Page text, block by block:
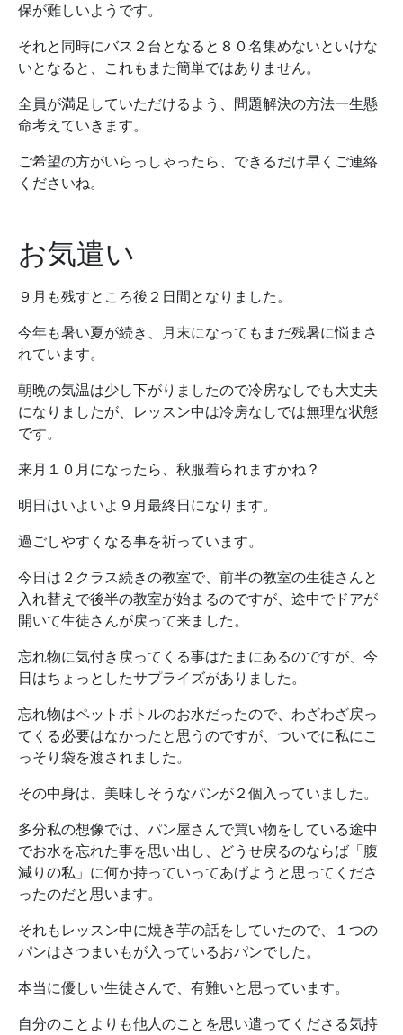
保が難しいようです。
それと同時にバス２台となると８０名集めないといけな
いとなると、これもまた簡単ではありません。
全員が満足していただけるよう、問題解決の方法一生懸
命考えていきます。
ご希望の方がいらっしゃったら、できるだけ早くご連絡
くださいね。
お気遣い
９月も残すところ後２日間となりました。
今年も暑い夏が続き、月末になってもまだ残暑に悩まさ
れています。
朝晩の気温は少し下がりましたので冷房なしでも大丈夫
になりましたが、レッスン中は冷房なしでは無理な状態
です。
来月１０月になったら、秋服着られますかね？
明日はいよいよ９月最終日になります。
過ごしやすくなる事を祈っています。
今日は２クラス続きの教室で、前半の教室の生徒さんと
入れ替えで後半の教室が始まるのですが、途中でドアが
開いて生徒さんが戻って来ました。
忘れ物に気付き戻ってくる事はたまにあるのですが、今
日はちょっとしたサプライズがありました。
忘れ物はペットボトルのお水だったので、わざわざ戻っ
てくる必要はなかったと思うのですが、ついでに私にこ
っそり袋を渡されました。
その中身は、美味しそうなパンが２個入っていました。
多分私の想像では、パン屋さんで買い物をしている途中
でお水を忘れた事を思い出し、どうせ戻るのならば「腹
減りの私」に何か持っていってあげようと思ってくださ
ったのだと思います。
それもレッスン中に焼き芋の話をしていたので、１つの
パンはさつまいもが入っているおパンでした。
本当に優しい生徒さんで、有難いと思っています。
自分のことよりも他人のことを思い遣ってくださる気持